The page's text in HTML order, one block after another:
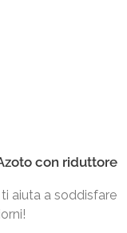
con riduttore
aiuta a soddisfare